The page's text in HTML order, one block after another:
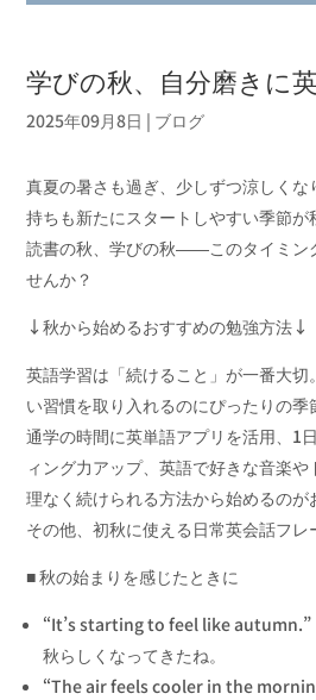
学びの秋、自分磨きに
2025年09月8日 | ブログ
真夏の暑さも過ぎ、少しずつ涼しく
持ちも新たにスタートしやすい季節が
読書の秋、学びの秋――このタイミン
せんか？
↓秋から始めるおすすめの勉強方法↓
英語学習は「続けること」が一番大切
い習慣を取り入れるのにぴったりの季
通学の時間に英単語アプリを活用、1
ィング力アップ、英語で好きな音楽
理なく続けられる方法から始めるのが
その他、初秋に使える日常英会話フレ
■ 秋の始まりを感じたときに
“It’s starting to feel like autumn.”
秋らしくなってきたね。
“The air feels cooler in the